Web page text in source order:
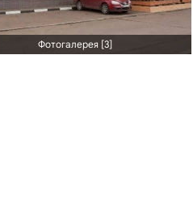
Фотогалерея [3]